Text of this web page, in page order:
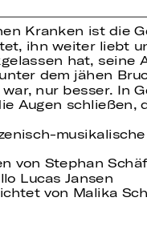
Kranken ist die
ihn weiter liebt
hat, seine
dem jähen
war, nur besser. In
Augen schließen,
von Stephan
Lucas Jansen
von Malika